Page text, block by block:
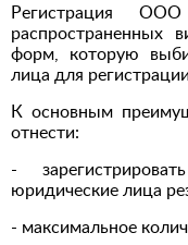
Регистрация
распространенных
форм, которую
лица для
К основным
отнести:
-
юридические лица
- максимальное